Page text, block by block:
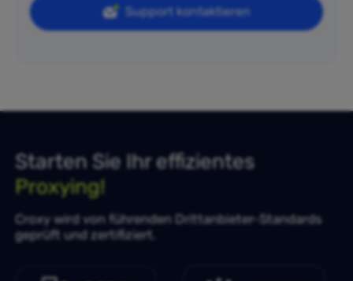
Support kontaktieren
Starten Sie Ihr effizientes
Proxying!
Croxy wird von führenden Drittanbieter-Standards
geprüft und zertifiziert.